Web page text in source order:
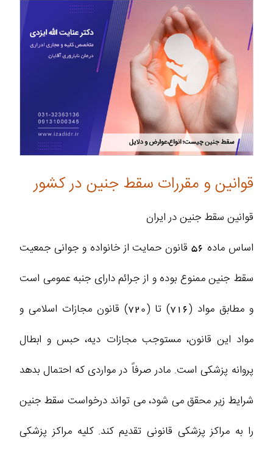
قوانین و مقررات سقط جنین در کشور
قوانین سقط جنین در ایران
اساس ماده 56 قانون حمایت از خانواده و جوانی جمعیت
سقط جنین ممنوع بوده و از جرائم دارای جنبه عمومی است
و مطابق مواد (716) تا (720) قانون مجازات اسلامی و
مواد این قانون، مستوجب مجازات دیه، حبس و ابطال
پروانه پزشکی است. مادر صرفاً در مواردی که احتمال بدهد
شرایط زیر محقق می شود، می تواند درخواست سقط جنین
را به مراکز پزشکی قانونی تقدیم کند. کلیه مراکز پزشکی